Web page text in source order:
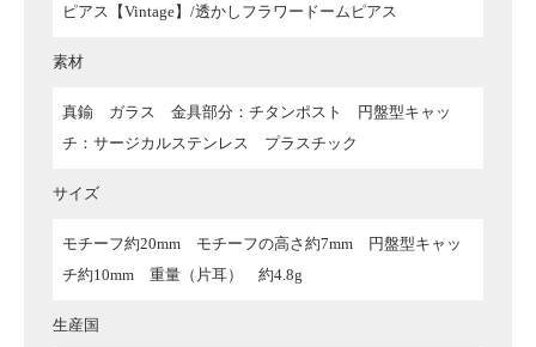
ピアス【Vintage】/透かしフラワードームピアス
素材
真鍮 ガラス 金具部分：チタンポスト 円盤型キャッ
チ：サージカルステンレス プラスチック
サイズ
モチーフ約20mm モチーフの高さ約7mm 円盤型キャッ
チ約10mm 重量（片耳） 約4.8g
生産国